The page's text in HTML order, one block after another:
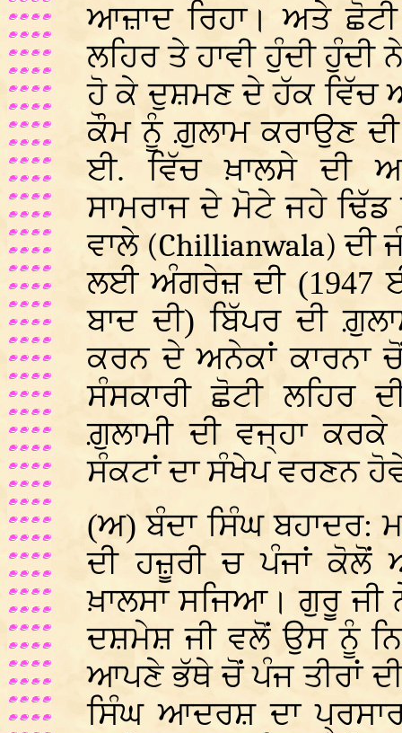
ਆਜ਼ਾਦ ਰਿਹਾ। ਅਤੇ
ਲਹਿਰ ਤੇ ਹਾਵੀ ਹੁੰਦੀ ਹੁੰਦੀ
ਹੋ ਕੇ ਦੁਸ਼ਮਣ ਦੇ ਹੱਕ ਵਿੱਚ
ਕੌਮ ਨੂੰ ਗ਼ੁਲਾਮ ਕਰਾਉਣ ਦੀ
ਈ. ਵਿੱਚ ਖ਼ਾਲਸੇ ਦੀ
ਸਾਮਰਾਜ ਦੇ ਮੋਟੇ ਜਹੇ
ਵਾਲੇ (Chillianwala)ਦੀ
ਲਈ ਅੰਗਰੇਜ਼ ਦੀ (1947
ਬਾਦ ਦੀ) ਬਿੱਪਰ ਦੀ
ਕਰਨ ਦੇ ਅਨੇਕਾਂ ਕਾਰਨਾ
ਸੰਸਕਾਰੀ ਛੋਟੀ ਲਹਿਰ
ਗ਼ੁਲਾਮੀ ਦੀ ਵਜ੍ਹਾ
ਸੰਕਟਾਂ ਦਾ ਸੰਖੇਪ ਵਰਣਨ
(ਅ) ਬੰਦਾ ਸਿੰਘ ਬਹਾਦਰ:
ਦੀ ਹਜ਼ੂਰੀ ਚ ਪੰਜਾਂ ਕੋਲੋਂ
ਖ਼ਾਲਸਾ ਸਜਿਆ। ਗੁਰੂ ਜੀ
ਦਸ਼ਮੇਸ਼ ਜੀ ਵਲੋਂ ਉਸ ਨੂੰ
ਆਪਣੇ ਭੱਥੇ ਚੋਂ ਪੰਜ ਤੀਰਾਂ
ਸਿੰਘ ਆਦਰਸ਼ ਦਾ